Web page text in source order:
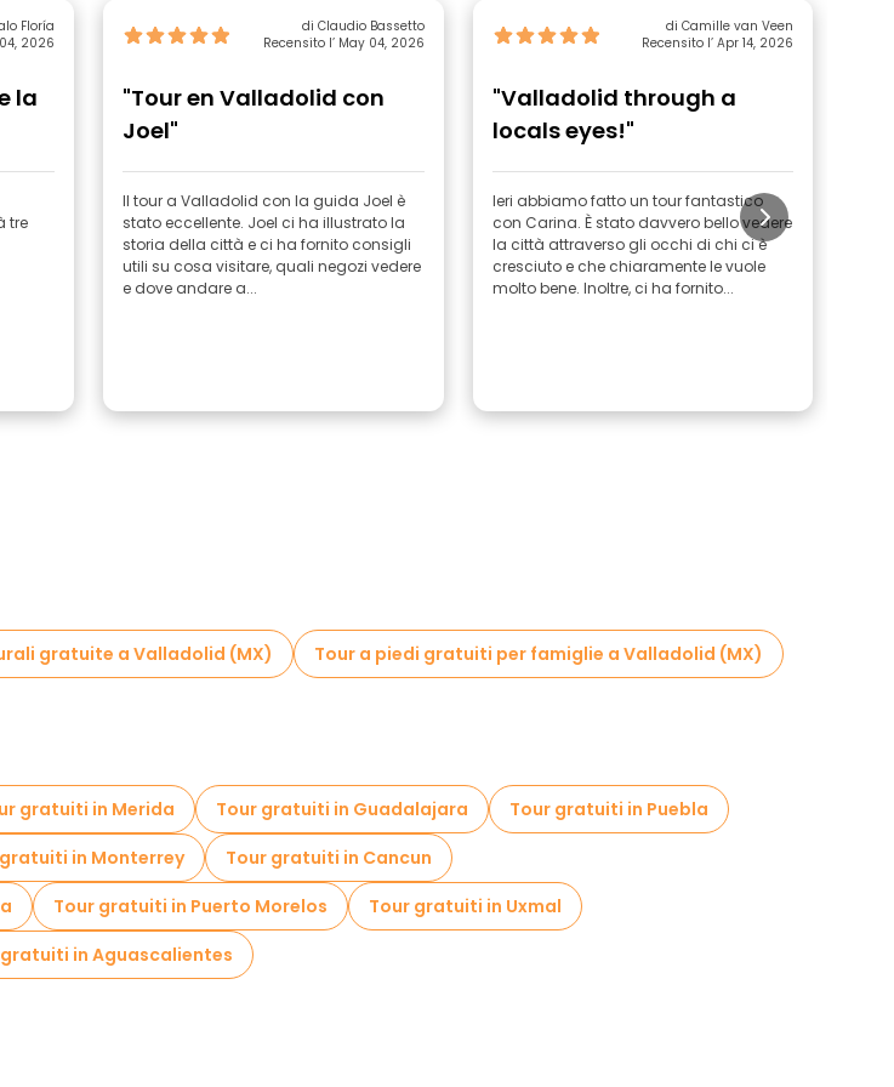
Floría
2026
la
tre
di Claudio Bassetto
Recensito l’ May 04, 2026
"Tour en Valladolid con
Joel"
Il tour a Valladolid con la guida Joel è
stato eccellente. Joel ci ha illustrato la
storia della città e ci ha fornito consigli
utili su cosa visitare, quali negozi vedere
e dove andare a...
di Camille van Veen
Recensito l’ Apr 14, 2026
"Valladolid through a
locals eyes!"
Ieri abbiamo fatto un tour fantastico
con Carina. È stato davvero bello vedere
la città attraverso gli occhi di chi ci è
cresciuto e che chiaramente le vuole
molto bene. Inoltre, ci ha fornito...
gratuite a Valladolid (MX) Tour a piedi gratuiti per famiglie a Valladolid (MX)
gratuiti in Merida Tour gratuiti in Guadalajara
Tour gratuiti in Puebla
in Monterrey
Tour gratuiti in Cancun
Tour gratuiti in Puerto Morelos
Tour gratuiti in Uxmal
in Aguascalientes